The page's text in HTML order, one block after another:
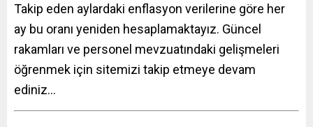
Takip eden aylardaki enflasyon verilerine göre her
ay bu oranı yeniden hesaplamaktayız. Güncel
rakamları ve personel mevzuatındaki gelişmeleri
öğrenmek için sitemizi takip etmeye devam
ediniz…